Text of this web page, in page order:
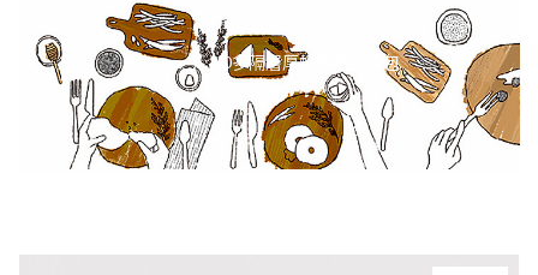
Home 2.0多隔層厚帆兩用托特包